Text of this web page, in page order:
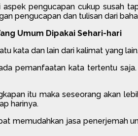
pengucapan cukup susah
pengucapan dan tulisan dari
Umum Dipakai Sehari-hari
kata dan lain dari kalimat yang
pemanfaatan kata tertentu
itu maka seseorang akan
harinya.
memudahkan jasa penerjemah